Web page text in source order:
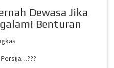
Dewasa Jika
Benturan